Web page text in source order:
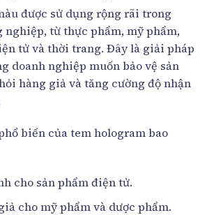
được sử dụng rộng rãi trong
nghiệp, từ thực phẩm, mỹ phẩm,
tử và thời trang. Đây là giải pháp
doanh nghiệp muốn bảo vệ sản
hàng giả và tăng cường độ nhận
biến của tem hologram bao
cho sản phẩm điện tử.
cho mỹ phẩm và dược phẩm.